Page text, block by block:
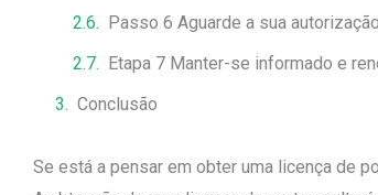
Passo 6 Aguarde a sua autorização
Etapa 7 Manter-se informado e
Conclusão
Se está a pensar em obter uma licença de